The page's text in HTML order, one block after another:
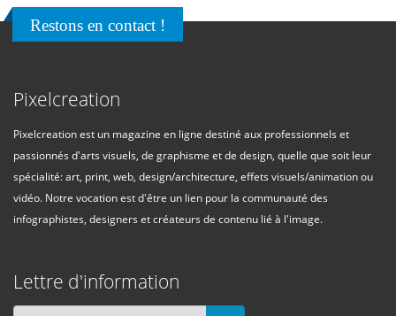
Restons en contact !
Pixelcreation
Pixelcreation est un magazine en ligne destiné aux professionnels et
passionnés d'arts visuels, de graphisme et de design, quelle que soit leur
spécialité: art, print, web, design/architecture, effets visuels/animation ou
vidéo. Notre vocation est d'être un lien pour la communauté des
infographistes, designers et créateurs de contenu lié à l'image.
Lettre d'information